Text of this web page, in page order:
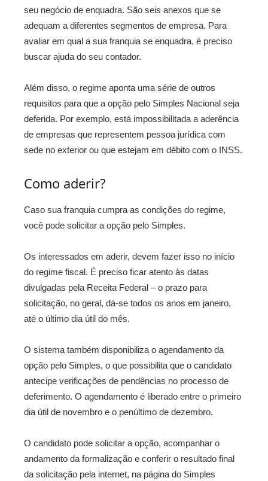
seu negócio de enquadra. São seis anexos que se
adequam a diferentes segmentos de empresa. Para
avaliar em qual a sua franquia se enquadra, é preciso
buscar ajuda do seu contador.
Além disso, o regime aponta uma série de outros
requisitos para que a opção pelo Simples Nacional seja
deferida. Por exemplo, está impossibilitada a aderência
de empresas que representem pessoa jurídica com
sede no exterior ou que estejam em débito com o INSS.
Como aderir?
Caso sua franquia cumpra as condições do regime,
você pode solicitar a opção pelo Simples.
Os interessados em aderir, devem fazer isso no início
do regime fiscal. É preciso ficar atento às datas
divulgadas pela Receita Federal – o prazo para
solicitação, no geral, dá-se todos os anos em janeiro,
até o último dia útil do mês.
O sistema também disponibiliza o agendamento da
opção pelo Simples, o que possibilita que o candidato
antecipe verificações de pendências no processo de
deferimento. O agendamento é liberado entre o primeiro
dia útil de novembro e o penúltimo de dezembro.
O candidato pode solicitar a opção, acompanhar o
andamento da formalização e conferir o resultado final
da solicitação pela internet, na página do Simples